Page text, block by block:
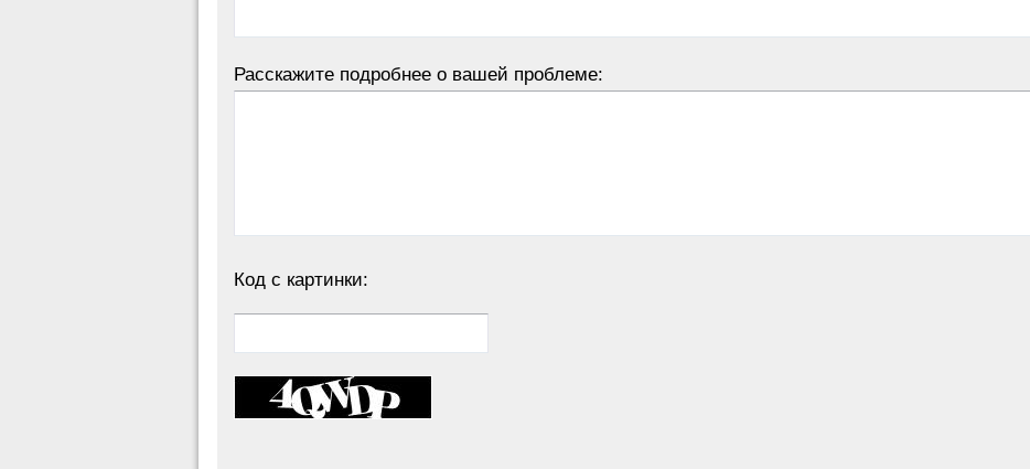
Расскажите подробнее о вашей проблеме:
Код с картинки: